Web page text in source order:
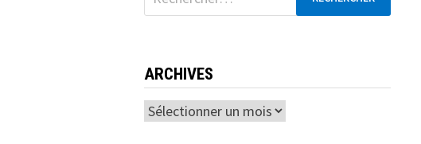
ARCHIVES
Archives